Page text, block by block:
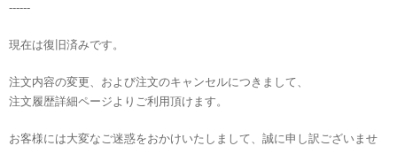
------
現在は復旧済みです。
注文内容の変更、および注文のキャンセルにつきまして、
注文履歴詳細ページよりご利用頂けます。
お客様には大変なご迷惑をおかけいたしまして、誠に申し訳ございませ